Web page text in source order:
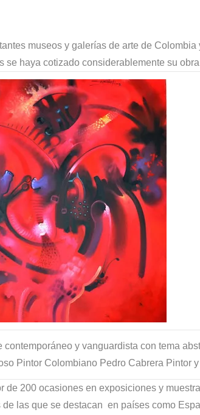
museos y galerías de arte de Colombia
haya cotizado considerablemente su
contemporáneo y vanguardista con tema
Pintor Colombiano Pedro Cabrera Pintor
de 200 ocasiones en exposiciones y
las que se destacan en países como